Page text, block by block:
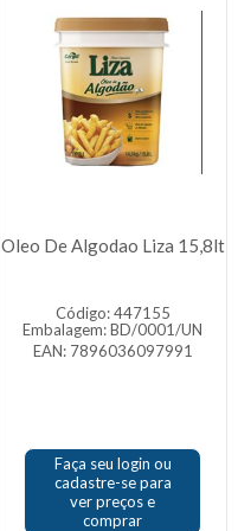
Oleo De Algodao Liza 15,8lt
Código: 447155
Embalagem: BD/0001/UN
EAN: 7896036097991
Faça seu login ou
cadastre-se para
ver preços e
comprar